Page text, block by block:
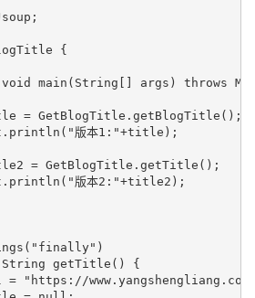
{
main(String[] args) throws
版本1:"+title);
GetBlogTitle.getTitle();
版本2:"+title2);
getTitle() {